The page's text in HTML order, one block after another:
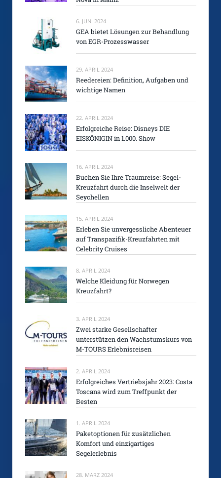
6. JUNI 2024
GEA bietet Lösungen zur Behandlung
von EGR-Prozesswasser
29. APRIL 2024
Reedereien: Definition, Aufgaben und
wichtige Namen
22. APRIL 2024
Erfolgreiche Reise: Disneys DIE
EISKÖNIGIN in 1.000. Show
16. APRIL 2024
Buchen Sie Ihre Traumreise: Segel-
Kreuzfahrt durch die Inselwelt der
Seychellen
15. APRIL 2024
Erleben Sie unvergessliche Abenteuer
auf Transpazifik-Kreuzfahrten mit
Celebrity Cruises
8. APRIL 2024
Welche Kleidung für Norwegen
Kreuzfahrt?
3. APRIL 2024
Zwei starke Gesellschafter
unterstützen den Wachstumskurs von
M-TOURS Erlebnisreisen
2. APRIL 2024
Erfolgreiches Vertriebsjahr 2023: Costa
Toscana wird zum Treffpunkt der
Besten
1. APRIL 2024
Paketoptionen für zusätzlichen
Komfort und einzigartiges
Segelerlebnis
28. MÄRZ 2024